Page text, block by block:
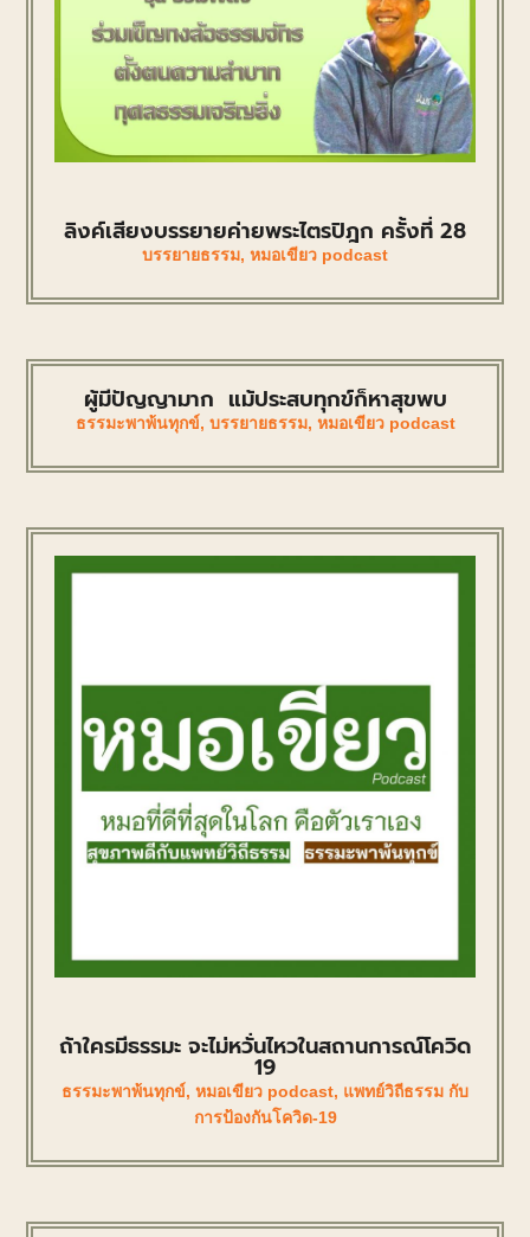
ลิงค์เสียงบรรยายค่ายพระไตรปิฎก ครั้งที่ 28
บรรยายธรรม, หมอเขียว podcast
ผู้มีปัญญามาก แม้ประสบทุกข์ก็หาสุขพบ
ธรรมะพาพ้นทุกข์, บรรยายธรรม, หมอเขียว podcast
ถ้าใครมีธรรมะ จะไม่หวั่นไหวในสถานการณ์โควิด
19
ธรรมะพาพ้นทุกข์, หมอเขียว podcast, แพทย์วิถีธรรม กับ
การป้องกันโควิด-19